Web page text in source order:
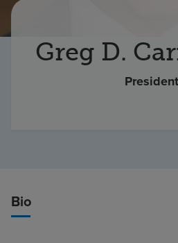
Greg D.
Bio